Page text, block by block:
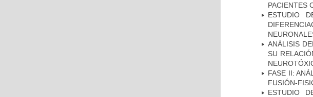
PACIENTES
ESTUDIO
ANÁLISIS
SU
FASE II:
FUSIÓN-
ESTUDIO